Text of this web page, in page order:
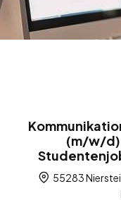
(m/w/d)
55283